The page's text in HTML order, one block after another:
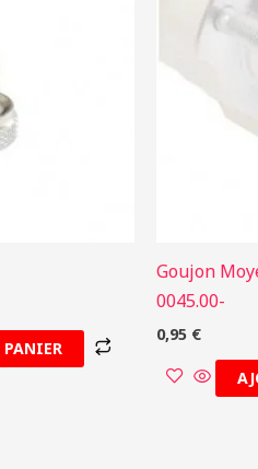
PANIER
Goujon
0045.00-
0,95 €